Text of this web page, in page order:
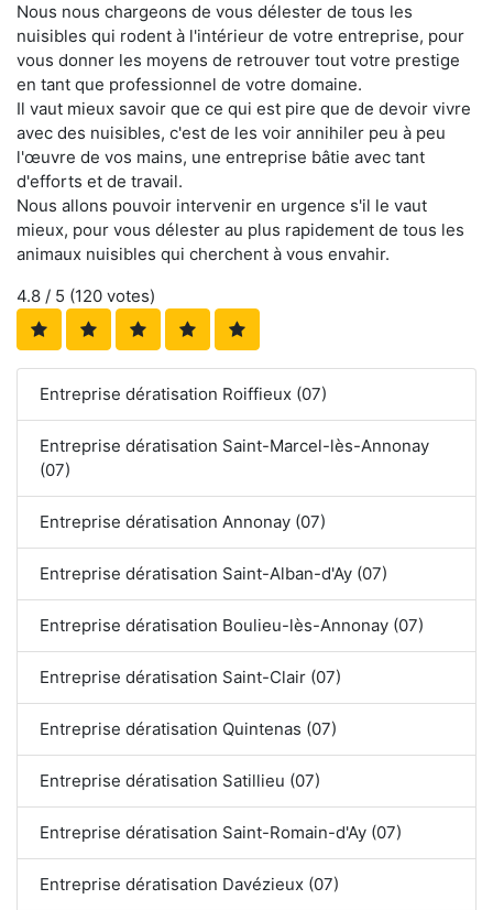
Nous nous chargeons de vous délester de tous les
nuisibles qui rodent à l'intérieur de votre entreprise, pour
vous donner les moyens de retrouver tout votre prestige
en tant que professionnel de votre domaine.
Il vaut mieux savoir que ce qui est pire que de devoir vivre
avec des nuisibles, c'est de les voir annihiler peu à peu
l'œuvre de vos mains, une entreprise bâtie avec tant
d'efforts et de travail.
Nous allons pouvoir intervenir en urgence s'il le vaut
mieux, pour vous délester au plus rapidement de tous les
animaux nuisibles qui cherchent à vous envahir.
4.8 / 5 (120 votes)
Entreprise dératisation Roiffieux (07)
Entreprise dératisation Saint-Marcel-lès-Annonay
(07)
Entreprise dératisation Annonay (07)
Entreprise dératisation Saint-Alban-d'Ay (07)
Entreprise dératisation Boulieu-lès-Annonay (07)
Entreprise dératisation Saint-Clair (07)
Entreprise dératisation Quintenas (07)
Entreprise dératisation Satillieu (07)
Entreprise dératisation Saint-Romain-d'Ay (07)
Entreprise dératisation Davézieux (07)